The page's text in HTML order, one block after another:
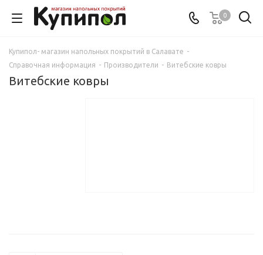
0
Купипол- магазин напольных покрытий в Салавате -
Справочная информация - Производители - Витебские ковры
Витебские ковры